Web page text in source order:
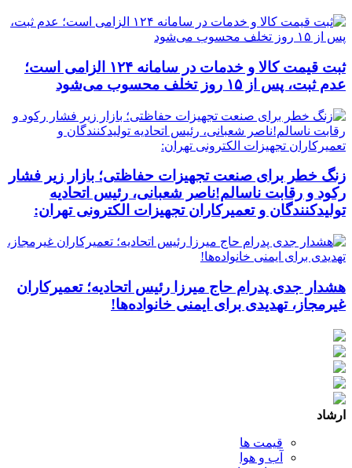
ثبت قیمت کالا و خدمات در سامانه ۱۲۴ الزامی است؛
عدم ثبت، پس از ۱۵ روز تخلف محسوب می‌شود
زنگ خطر برای صنعت تجهیزات حفاظتی؛ بازار زیر فشار
رکود و رقابت ناسالم!ناصر شعبانی، رئیس اتحادیه
تولیدکنندگان و تعمیرکاران تجهیزات الکترونی تهران:
هشدار جدی پدرام حاج میرزا رئیس اتحادیه؛ تعمیرکاران
غیرمجاز، تهدیدی برای ایمنی خانواده‌ها!
ارشاد
قیمت ها
آب و هوا